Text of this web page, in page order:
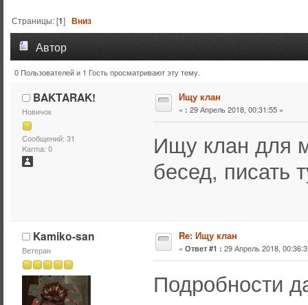
Страницы: [1]Вниз
Автор
Тема: Ищу клан (Прочитано 18177 раз)
0 Пользователей и 1 Гость просматривают эту тему.
BAKTARAK!
Новичок
Сообщений: 31
Karma: 0
Ищу клан
« : 29 Апрель 2018, 00:31:55 »
Ищу клан для
бесед, писать
Kamiko-san
Ветеран
Re: Ищу клан
« Ответ #1 : 29 Апрель 2018,
Подробности